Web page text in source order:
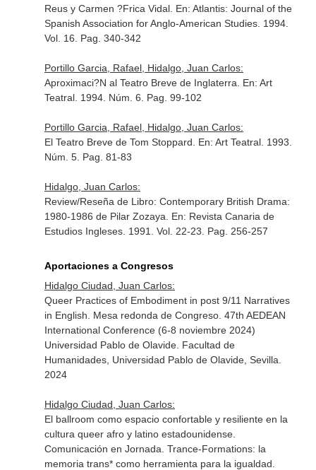
Reus y Carmen ?Frica Vidal. En: Atlantis: Journal of the
Spanish Association for Anglo-American Studies. 1994.
Vol. 16. Pag. 340-342
Portillo Garcia, Rafael, Hidalgo, Juan Carlos:
Aproximaci?N al Teatro Breve de Inglaterra. En: Art
Teatral. 1994. Núm. 6. Pag. 99-102
Portillo Garcia, Rafael, Hidalgo, Juan Carlos:
El Teatro Breve de Tom Stoppard. En: Art Teatral. 1993.
Núm. 5. Pag. 81-83
Hidalgo, Juan Carlos:
Review/Reseña de Libro: Contemporary British Drama:
1980-1986 de Pilar Zozaya. En: Revista Canaria de
Estudios Ingleses. 1991. Vol. 22-23. Pag. 256-257
Aportaciones a Congresos
Hidalgo Ciudad, Juan Carlos:
Queer Practices of Embodiment in post 9/11 Narratives
in English. Mesa redonda de Congreso. 47th AEDEAN
International Conference (6-8 noviembre 2024)
Universidad Pablo de Olavide. Facultad de
Humanidades, Universidad Pablo de Olavide, Sevilla.
2024
Hidalgo Ciudad, Juan Carlos:
El ballroom como espacio confortable y resiliente en la
cultura queer afro y latino estadounidense.
Comunicación en Jornada. Trance-Formations: la
memoria trans* como herramienta para la igualdad.